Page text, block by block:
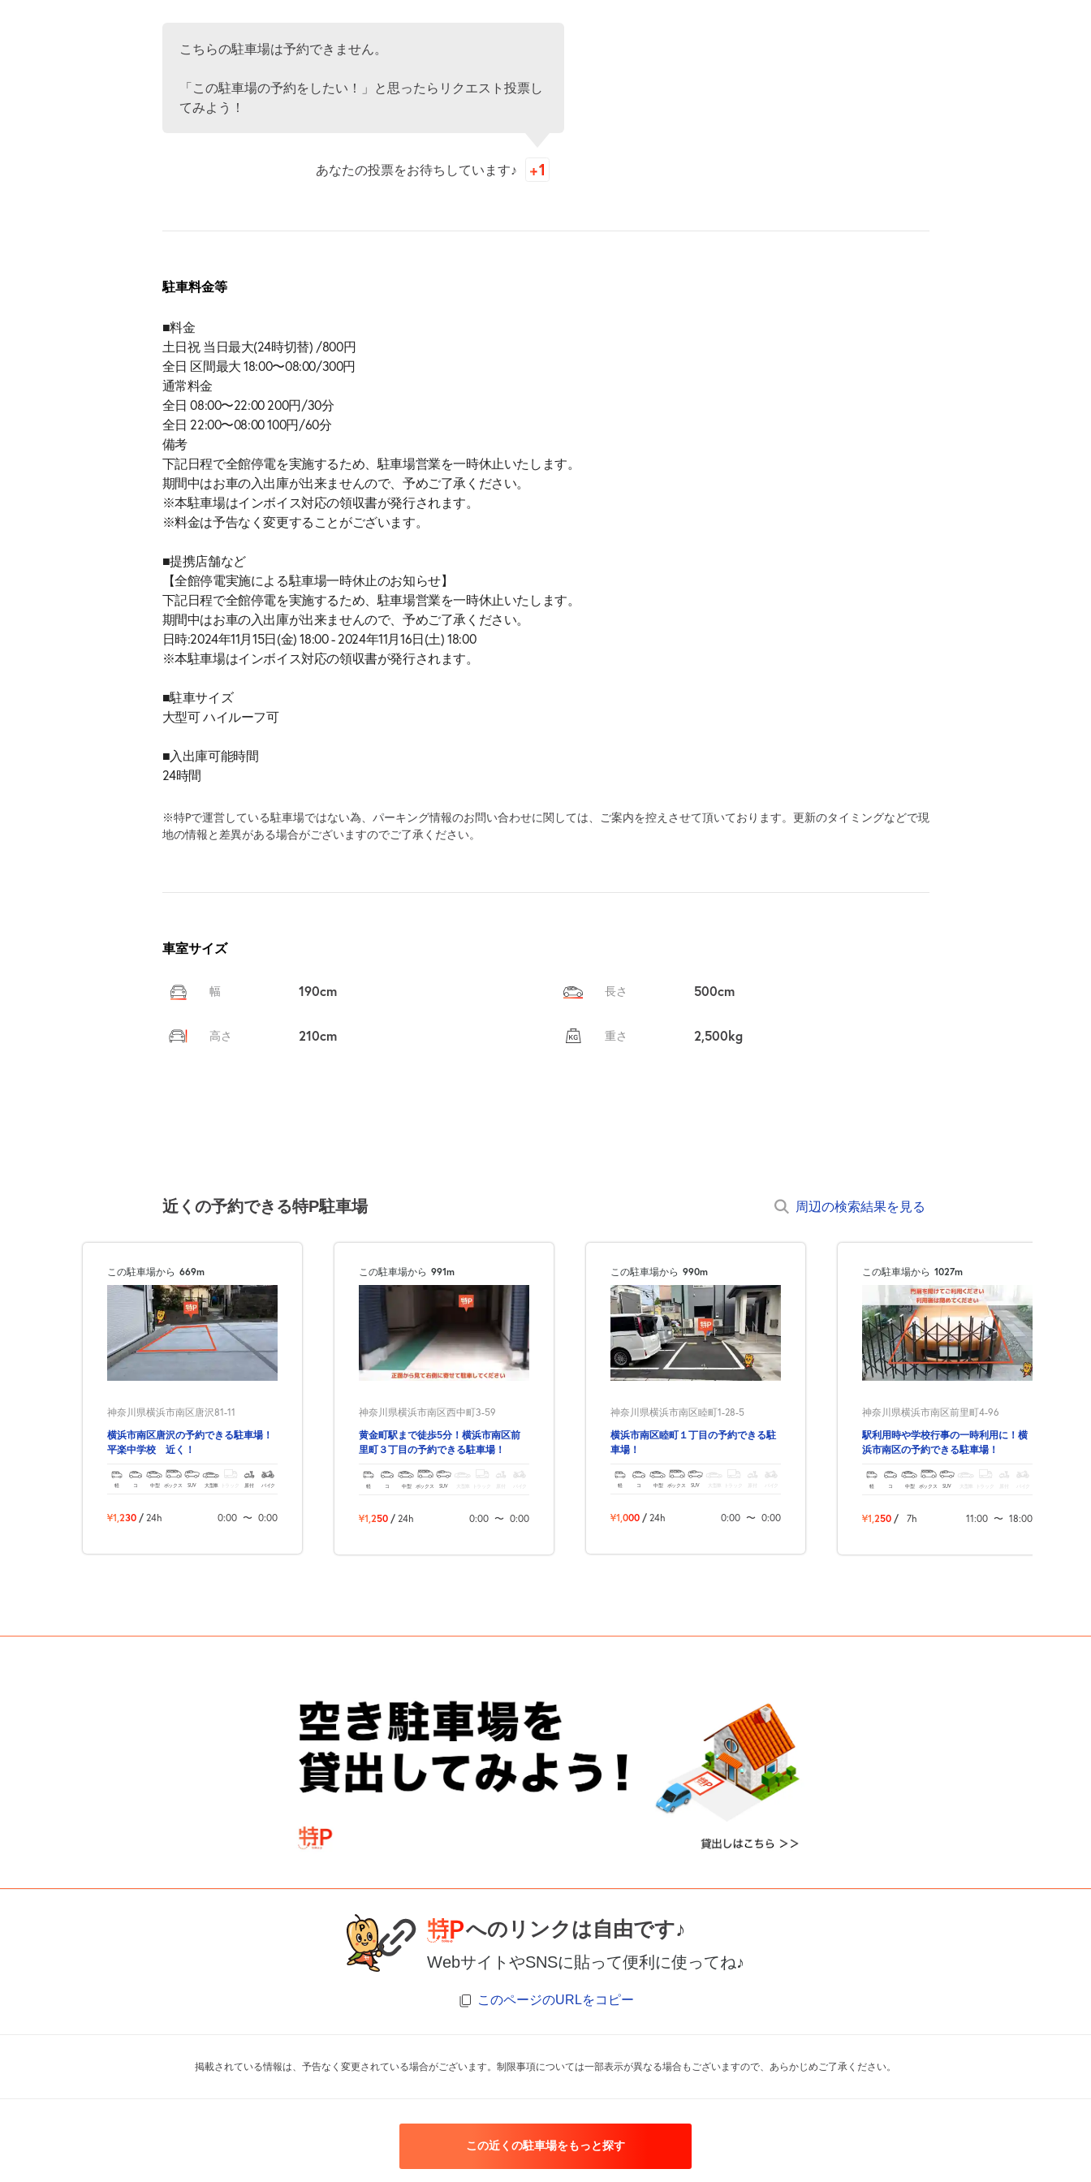
こちらの駐車場は予約できません。
「この駐車場の予約をしたい！」と思ったらリクエスト投票し
てみよう！
あなたの投票をお待ちしています♪
駐車料金等
■料金
土日祝 当日最大(24時切替) /800円
全日 区間最大 18:00〜08:00/300円
通常料金
全日 08:00〜22:00 200円/30分
全日 22:00〜08:00 100円/60分
備考
下記日程で全館停電を実施するため、駐車場営業を一時休止いたします。
期間中はお車の入出庫が出来ませんので、予めご了承ください。
※本駐車場はインボイス対応の領収書が発行されます。
※料金は予告なく変更することがございます。
■提携店舗など
【全館停電実施による駐車場一時休止のお知らせ】
下記日程で全館停電を実施するため、駐車場営業を一時休止いたします。
期間中はお車の入出庫が出来ませんので、予めご了承ください。
日時:2024年11月15日(金) 18:00 - 2024年11月16日(土) 18:00
※本駐車場はインボイス対応の領収書が発行されます。
■駐車サイズ
大型可 ハイルーフ可
■入出庫可能時間
24時間
※特Pで運営している駐車場ではない為、パーキング情報のお問い合わせに関しては、ご案内を控えさせて頂いております。更新のタイミングなどで現
地の情報と差異がある場合がございますのでご了承ください。
車室サイズ
幅 190cm 長さ 500cm
高さ 210cm 重さ 2,500kg
近くの予約できる特P駐車場 周辺の検索結果を見る
この駐車場から 669m
神奈川県横浜市南区唐沢81-11
横浜市南区唐沢の予約できる駐車場！
平楽中学校 近く！
軽 コ 中型 ボックス SUV 大型車 トラック 原付 バイク
¥1,230 / 24h 0:00 〜 0:00
この駐車場から 991m
神奈川県横浜市南区西中町3-59
黄金町駅まで徒歩5分！横浜市南区前
里町３丁目の予約できる駐車場！
軽 コ 中型 ボックス SUV 大型車 トラック バイク
¥1,250 / 24h 0:00 〜 0:00
この駐車場から 990m
神奈川県横浜市南区睦町1-28-5
横浜市南区睦町１丁目の予約できる駐
車場！
軽 コ 中型 ボックス SUV トラック バイク
¥1,000 / 24h 0:00 〜 0:00
この駐車場から 1027m
神奈川県横浜市南区前里町4-96
駅利用時や学校行事の一時利用に！横
浜市南区の予約できる駐車場！
軽 コ 中型 ボックス SUV 大型車 トラック バイク
¥1,250 / 7h 11:00 〜 18:00
へのリンクは自由です♪
WebサイトやSNSに貼って便利に使ってね♪
このページのURLをコピー
掲載されている情報は、予告なく変更されている場合がございます。制限事項については一部表示が異なる場合もございますので、あらかじめご了承ください。
この近くの駐車場をもっと探す